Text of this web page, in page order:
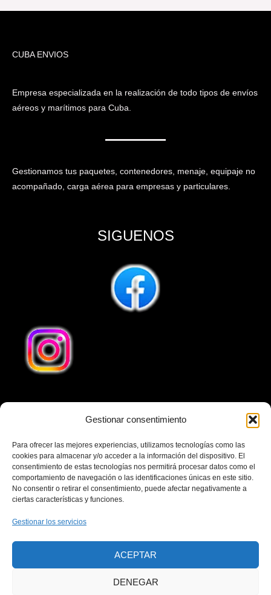
Gestionar consentimiento
Para ofrecer las mejores experiencias, utilizamos tecnologías como las
cookies para almacenar y/o acceder a la información del dispositivo. El
consentimiento de estas tecnologías nos permitirá procesar datos como el
comportamiento de navegación o las identificaciones únicas en este sitio.
No consentir o retirar el consentimiento, puede afectar negativamente a
ciertas características y funciones.
Gestionar los servicios
ACEPTAR
DENEGAR
CUBA ENVIOS
Empresa especializada en la realización de todo tipos de envíos
aéreos y marítimos para Cuba.
Gestionamos tus paquetes, contenedores, menaje, equipaje no
acompañado, carga aérea para empresas y particulares.
SIGUENOS
Email
cubaenvio1@gmail.com
Dirección
Rozas de Madrid Madrid-España. Horario Comercial
Lunes-Viernes 10:00–13:00, 17:00–19:00 Horario
Comercial Sábados 10:00–13:00
POLÍTICA DE PRIVACIDAD